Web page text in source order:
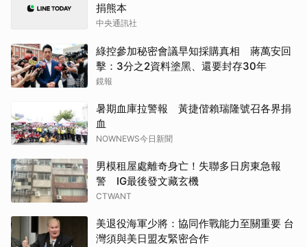
捐熊本
中央通訊社
綠控參加秘密會議早知採購真相 蔣萬安回
擊：3分之2資料塗黑、還要封存30年
鏡報
暑期血庫拉警報 黃捷偕賴瑞隆號召各界捐
血
NOWNEWS今日新聞
男模租屋處離奇身亡！失聯多日房東急報
警 IG最後發文藏玄機
CTWANT
美退役海軍少將：協同作戰能力至關重要 台
灣須與美日盟友緊密合作